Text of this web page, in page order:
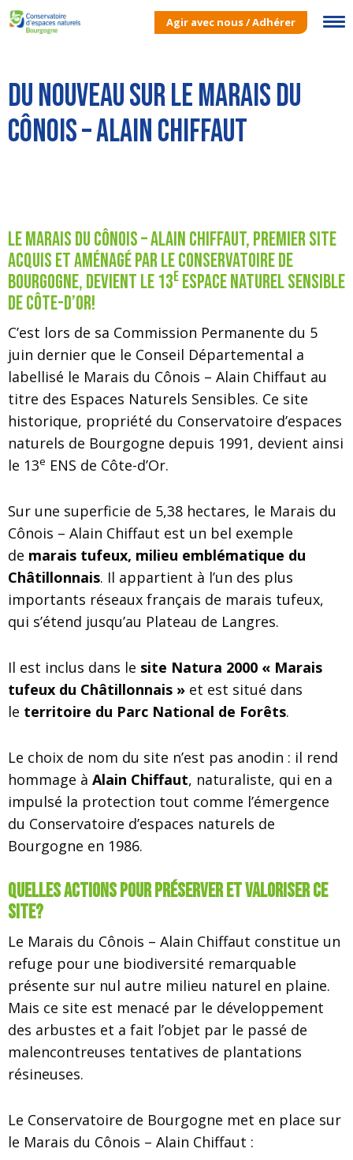
Agir avec nous / Adhérer
Du nouveau sur le marais du
Cônois – Alain Chiffaut
Le Marais du Cônois – Alain Chiffaut, premier site
acquis et aménagé par le Conservatoire de
Bourgogne, devient le 13e Espace Naturel Sensible
de Côte-d’Or!
C’est lors de sa Commission Permanente du 5
juin dernier que le Conseil Départemental a
labellisé le Marais du Cônois – Alain Chiffaut au
titre des Espaces Naturels Sensibles. Ce site
historique, propriété du Conservatoire d’espaces
naturels de Bourgogne depuis 1991, devient ainsi
le 13e ENS de Côte-d’Or.
Sur une superficie de 5,38 hectares, le Marais du
Cônois – Alain Chiffaut est un bel exemple
de marais tufeux, milieu emblématique du
Châtillonnais. Il appartient à l’un des plus
importants réseaux français de marais tufeux,
qui s’étend jusqu’au Plateau de Langres.
Il est inclus dans le site Natura 2000 « Marais
tufeux du Châtillonnais » et est situé dans
le territoire du Parc National de Forêts.
Le choix de nom du site n’est pas anodin : il rend
hommage à Alain Chiffaut, naturaliste, qui en a
impulsé la protection tout comme l’émergence
du Conservatoire d’espaces naturels de
Bourgogne en 1986.
Quelles actions pour préserver et valoriser ce
site?
Le Marais du Cônois – Alain Chiffaut constitue un
refuge pour une biodiversité remarquable
présente sur nul autre milieu naturel en plaine.
Mais ce site est menacé par le développement
des arbustes et a fait l’objet par le passé de
malencontreuses tentatives de plantations
résineuses.
Le Conservatoire de Bourgogne met en place sur
le Marais du Cônois – Alain Chiffaut :